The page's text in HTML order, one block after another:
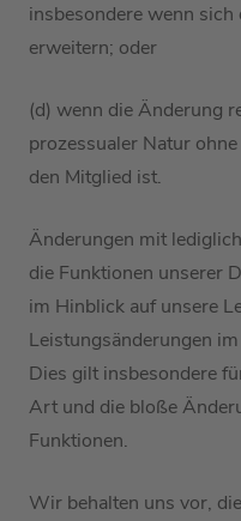
insbesondere wenn
erweitern; oder
(d) wenn die Änderung
prozessualer Natur
den Mitglied ist.
Änderungen mit
die Funktionen unserer
im Hinblick auf unsere
Leistungsänderungen
Dies gilt insbesondere
Art und die bloße
Funktionen.
Wir behalten uns vor,